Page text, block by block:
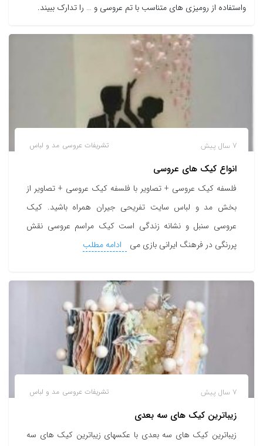
واستفاده از رومیزی های متناسب با تم عروسی و … را تدارک ببیند.
تشریفات عروسی مد و لباس 7 سال پیش
انواع کیک های عروسی
فلسفه کیک عروسی + تصاویر با فلسفه کیک عروسی + تصاویر از
بخش مد و لباس سایت تفریحی جیران همراه باشید. کیک
عروسی سنبل و نشانه زندگی است کیک مراسم عروسی نقش
پررنگی در فرهنگ ایرانی بازی می
ادامه مطلب
تشریفات عروسی مد و لباس 7 سال پیش
زیباترین کیک های سه بعدی
زیباترین کیک های سه بعدی با عکسهای زیباترین کیک های سه